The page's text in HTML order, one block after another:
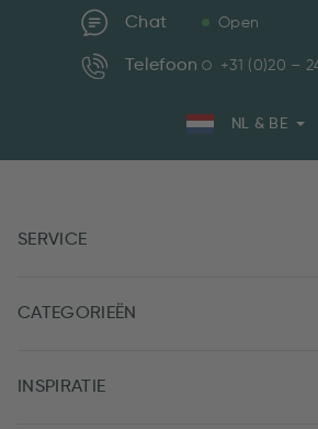
Chat Open
Telefoon +31 (0)20 –
NL & BE
SERVICE
CATEGORIEËN
INSPIRATIE